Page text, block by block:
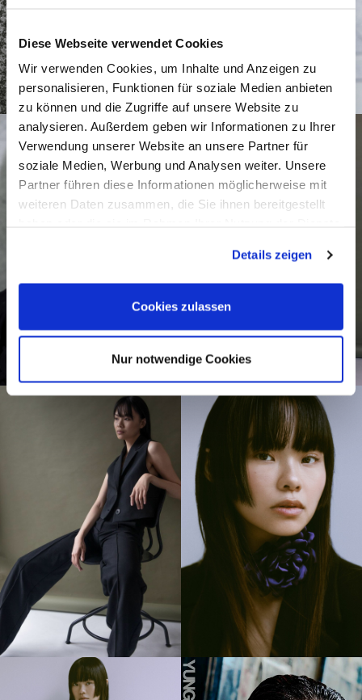
Diese Webseite verwendet Cookies
Wir verwenden Cookies, um Inhalte und Anzeigen zu
personalisieren, Funktionen für soziale Medien anbieten
zu können und die Zugriffe auf unsere Website zu
analysieren. Außerdem geben wir Informationen zu Ihrer
Verwendung unserer Website an unsere Partner für
soziale Medien, Werbung und Analysen weiter. Unsere
Partner führen diese Informationen möglicherweise mit
weiteren Daten zusammen, die Sie ihnen bereitgestellt
Details zeigen
Cookies zulassen
Nur notwendige Cookies